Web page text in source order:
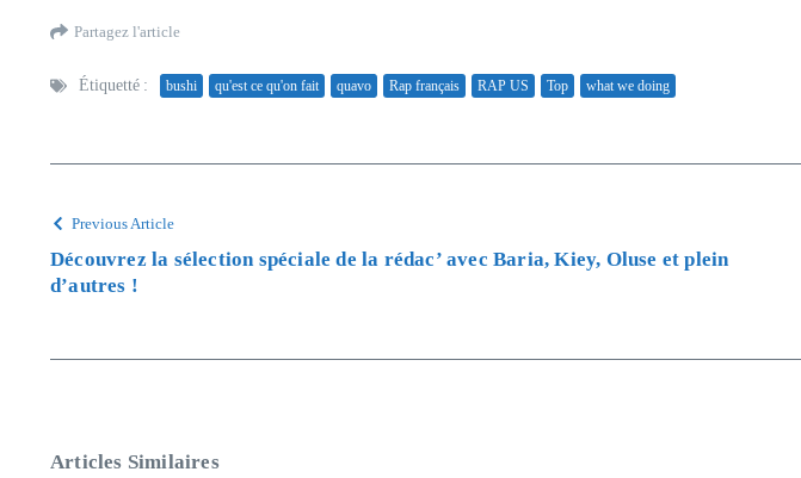
Partagez l'article
Étiquetté : bushi qu'est ce qu'on fait quavo Rap français RAP US Top what we doing
Previous Article
Découvrez la sélection spéciale de la rédac’ avec Baria, Kiey, Oluse et plein
d’autres !
Articles Similaires